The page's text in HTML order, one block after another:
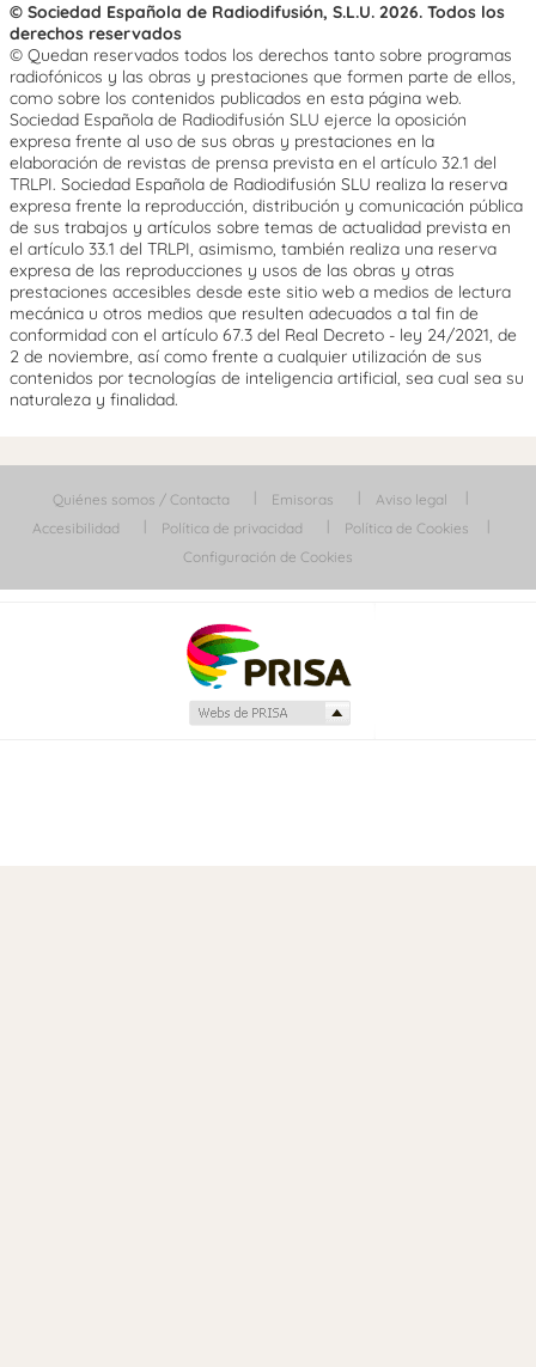
© Sociedad Española de Radiodifusión, S.L.U. 2026. Todos los
derechos reservados
© Quedan reservados todos los derechos tanto sobre programas
radiofónicos y las obras y prestaciones que formen parte de ellos,
como sobre los contenidos publicados en esta página web.
Sociedad Española de Radiodifusión SLU ejerce la oposición
expresa frente al uso de sus obras y prestaciones en la
elaboración de revistas de prensa prevista en el artículo 32.1 del
TRLPI. Sociedad Española de Radiodifusión SLU realiza la reserva
expresa frente la reproducción, distribución y comunicación pública
de sus trabajos y artículos sobre temas de actualidad prevista en
el artículo 33.1 del TRLPI, asimismo, también realiza una reserva
expresa de las reproducciones y usos de las obras y otras
prestaciones accesibles desde este sitio web a medios de lectura
mecánica u otros medios que resulten adecuados a tal fin de
conformidad con el artículo 67.3 del Real Decreto - ley 24/2021, de
2 de noviembre, así como frente a cualquier utilización de sus
contenidos por tecnologías de inteligencia artificial, sea cual sea su
naturaleza y finalidad.
Quiénes somos / Contacta Emisoras
Aviso legal
Accesibilidad
Política de privacidad
Política de Cookies
Configuración de Cookies